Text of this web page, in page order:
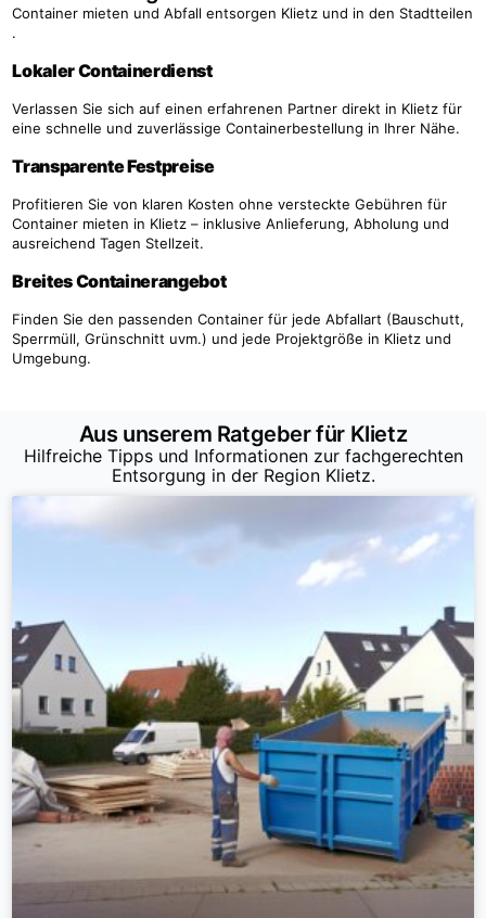
Container mieten und Abfall entsorgen Klietz und in den Stadtteilen
.
Lokaler Containerdienst
Verlassen Sie sich auf einen erfahrenen Partner direkt in Klietz für
eine schnelle und zuverlässige Containerbestellung in Ihrer Nähe.
Transparente Festpreise
Profitieren Sie von klaren Kosten ohne versteckte Gebühren für
Container mieten in Klietz – inklusive Anlieferung, Abholung und
ausreichend Tagen Stellzeit.
Breites Containerangebot
Finden Sie den passenden Container für jede Abfallart (Bauschutt,
Sperrmüll, Grünschnitt uvm.) und jede Projektgröße in Klietz und
Umgebung.
Aus unserem Ratgeber für Klietz
Hilfreiche Tipps und Informationen zur fachgerechten
Entsorgung in der Region Klietz.